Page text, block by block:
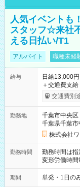
人気イベントも
スタッフ☆来社
える日払い/T1
アルバイト 職種未経
給与
日給13,000円
＋交通費支給 ★交通費全額支給！ ┗案件により規定あり ★日払
いOK！（規
ンビニATMから
交通費別
勤務地
千葉市中央区
千葉県千葉市
株式会社
勤務時間
勤務時間は指
変形労働時間制 想
00～20：00
期間 単発・1日の